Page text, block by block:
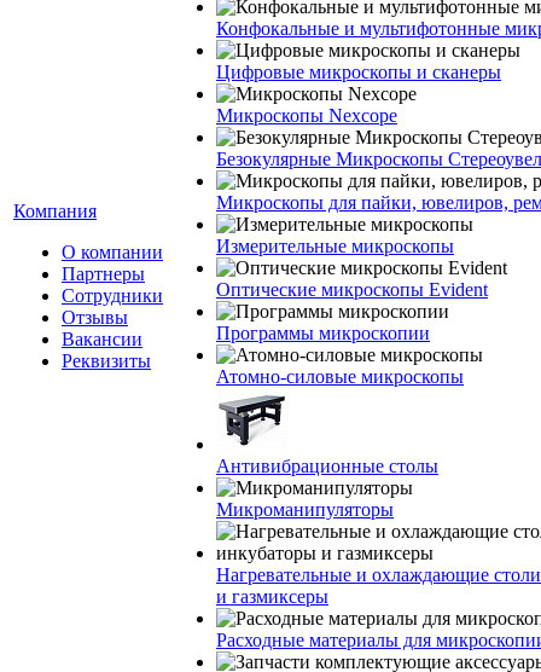
Компания
О компании
Партнеры
Сотрудники
Отзывы
Вакансии
Реквизиты
Конфокальные и мультифотонные
Цифровые микроскопы и сканеры
Микроскопы Nexcope
Безокулярные Микроскопы
Микроскопы для пайки, ювелиров,
Измерительные микроскопы
Оптические микроскопы Evident
Программы микроскопии
Атомно-силовые микроскопы
Антивибрационные столы
Микроманипуляторы
Нагревательные и охлаждающие
и газмиксеры
Расходные материалы для